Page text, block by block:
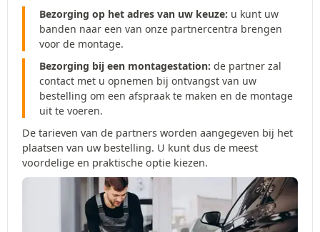
Bezorging op het adres van uw keuze: u kunt uw
banden naar een van onze partnercentra brengen
voor de montage.
Bezorging bij een montagestation: de partner zal
contact met u opnemen bij ontvangst van uw
bestelling om een afspraak te maken en de montage
uit te voeren.
De tarieven van de partners worden aangegeven bij het
plaatsen van uw bestelling. U kunt dus de meest
voordelige en praktische optie kiezen.